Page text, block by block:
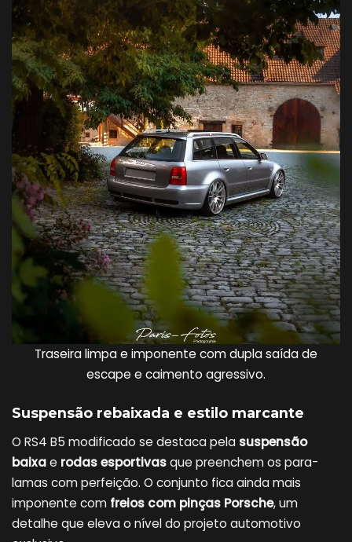
Traseira limpa e imponente com dupla saída de
escape e caimento agressivo.
Suspensão rebaixada e estilo marcante
O RS4 B5 modificado se destaca pela suspensão
baixae rodas esportivasque preenchem os para-
lamas com perfeição. O conjunto fica ainda mais
imponente com freios com pinças Porsche, um
detalhe que eleva o nível do projeto automotivo